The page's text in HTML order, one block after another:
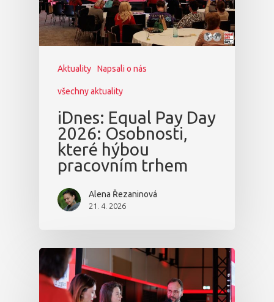
Aktuality Napsali o nás
všechny aktuality
iDnes: Equal Pay Day
2026: Osobnosti,
které hýbou
pracovním trhem
Alena Řezaninová
21. 4. 2026